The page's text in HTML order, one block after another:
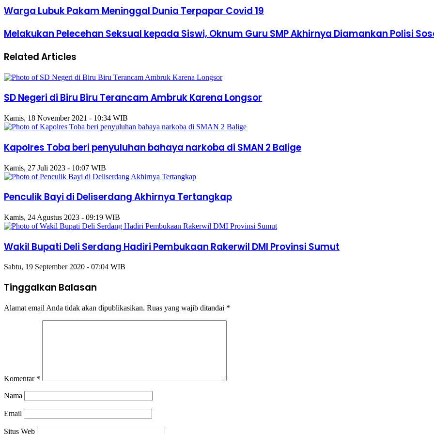
Warga Lubuk Pakam Meninggal Dunia Terpapar Covid 19
Melakukan Pelecehan Seksual kepada Siswi, Oknum Guru SMP Akhirnya Diamankan Polisi
Related Articles
SD Negeri di Biru Biru Terancam Ambruk Karena Longsor
Kamis, 18 November 2021 - 10:34 WIB
Kapolres Toba beri penyuluhan bahaya narkoba di SMAN 2 Balige
Kamis, 27 Juli 2023 - 10:07 WIB
Penculik Bayi di Deliserdang Akhirnya Tertangkap
Kamis, 24 Agustus 2023 - 09:19 WIB
Wakil Bupati Deli Serdang Hadiri Pembukaan Rakerwil DMI Provinsi Sumut
Sabtu, 19 September 2020 - 07:04 WIB
Tinggalkan Balasan
Alamat email Anda tidak akan dipublikasikan. Ruas yang wajib ditandai *
Komentar *
Nama
Email
Situs Web